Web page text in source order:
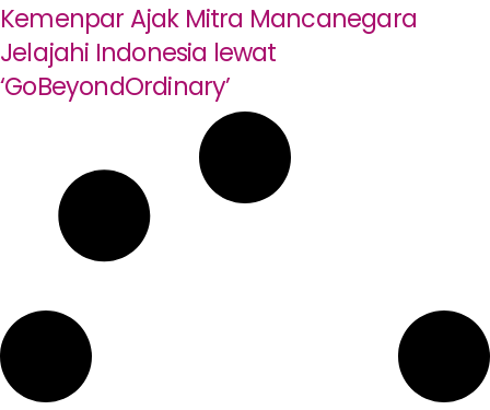
Kemenpar Ajak Mitra Mancanegara
Jelajahi Indonesia lewat
‘GoBeyondOrdinary’